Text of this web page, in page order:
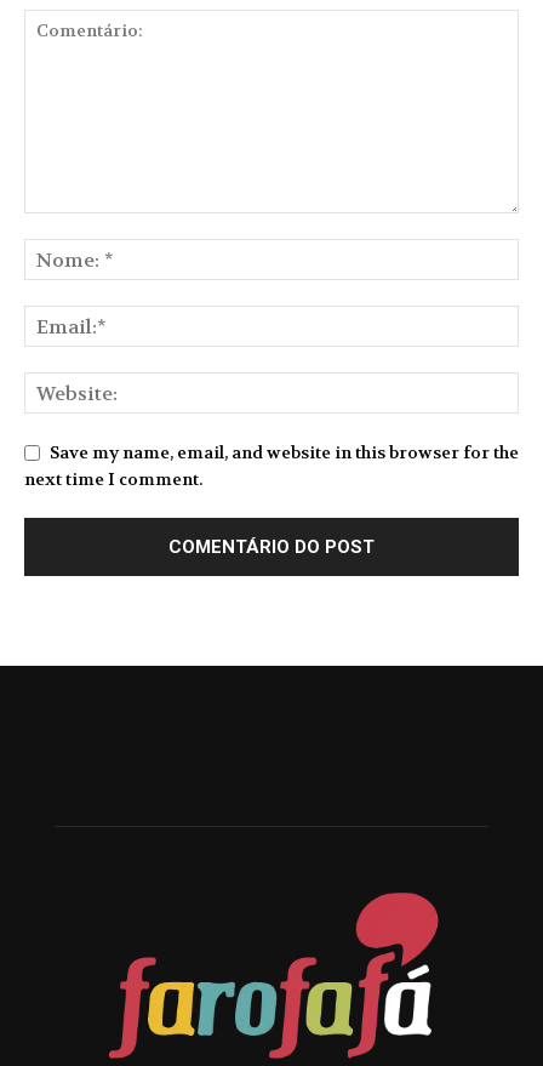
Save my name, email, and website in this browser for the
next time I comment.